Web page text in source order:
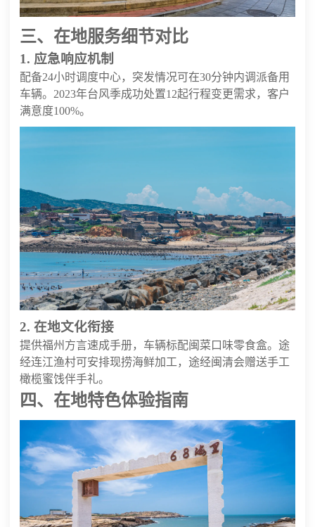
三、在地服务细节对比
1. 应急响应机制
配备24小时调度中心，突发情况可在30分钟内调派备用
车辆。2023年台风季成功处置12起行程变更需求，客户
满意度100%。
2. 在地文化衔接
提供福州方言速成手册，车辆标配闽菜口味零食盒。途
经连江渔村可安排现捞海鲜加工，途经闽清会赠送手工
橄榄蜜饯伴手礼。
四、在地特色体验指南